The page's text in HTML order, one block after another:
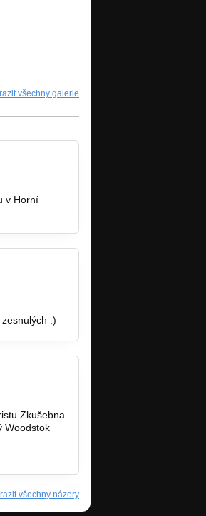
všechny galerie
v Horní
:)
Woodstok
všechny názory